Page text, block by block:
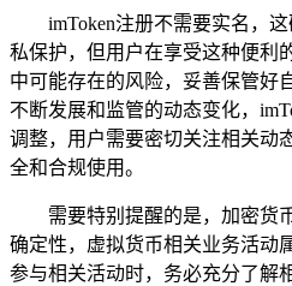
imToken注册不需要实名，
私保护，但用户在享受这种便利
中可能存在的风险，妥善保管好
不断发展和监管的动态变化，
调整，用户需要密切关注相关动
全和合规使用。
需要特别提醒的是，加密货
确定性，虚拟货币相关业务活动
参与相关活动时，务必充分了解